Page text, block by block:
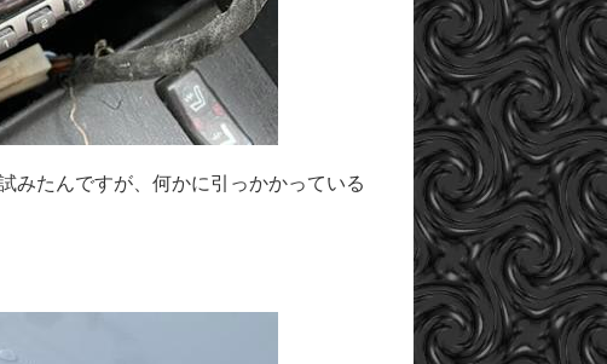
みたんですが、何かに引っかかっている